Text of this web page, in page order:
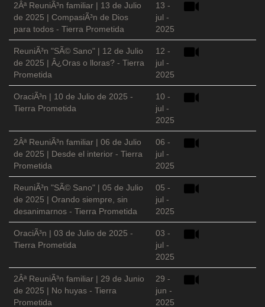
2Âª ReuniÃ³n familiar | 13 de Julio
de 2025 | CompasiÃ³n de Dios
para todos - Tierra Prometida
13 -
jul -
2025
ReuniÃ³n "SÃ© Sano" | 12 de Julio
de 2025 | Â¿Oras o lloras? - Tierra
Prometida
12 -
jul -
2025
OraciÃ³n | 10 de Julio de 2025 -
Tierra Prometida
10 -
jul -
2025
2Âª ReuniÃ³n familiar | 06 de Julio
de 2025 | Desde el interior - Tierra
Prometida
06 -
jul -
2025
ReuniÃ³n "SÃ© Sano" | 05 de Julio
de 2025 | Orando siempre, sin
desanimarnos - Tierra Prometida
05 -
jul -
2025
OraciÃ³n | 03 de Julio de 2025 -
Tierra Prometida
03 -
jul -
2025
2Âª ReuniÃ³n familiar | 29 de Junio
de 2025 | No huyas - Tierra
Prometida
29 -
jun -
2025